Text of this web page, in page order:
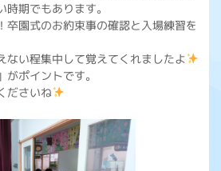
期でもあります。
卒園式のお約束事の確認と入場練習を
ない程集中して覚えてくれましたよ
がポイントです。
ださいね